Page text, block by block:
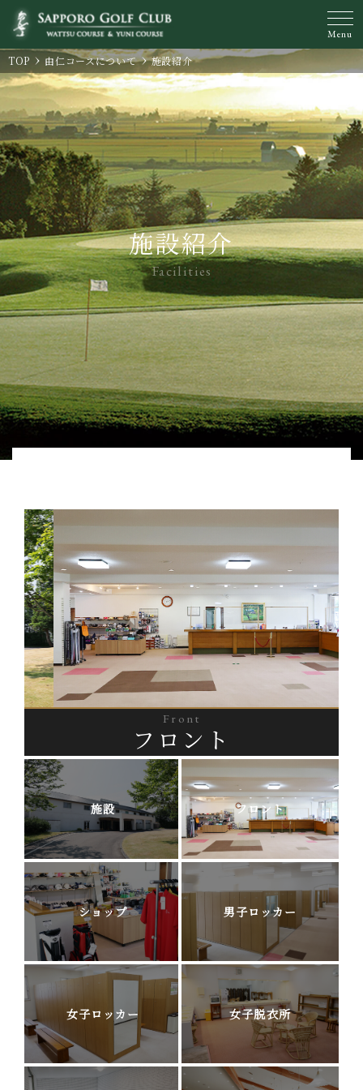
Menu
TOP 由仁コースについて 施設紹介
施設紹介
Facilities
Front
フロント
施設 フロント
ショップ 男子ロッカー
女子ロッカー 女子脱衣所